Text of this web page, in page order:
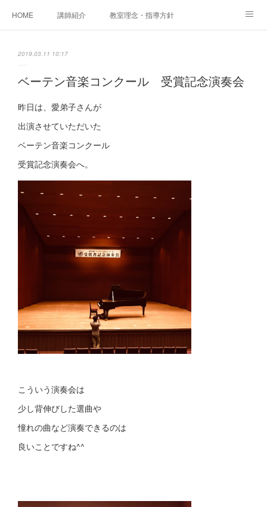
HOME 講師紹介 教室理念・指導方針
ご相談・体験レッスンお申し込み
アクセス
2019.03.11 10:17
ベーテン音楽コンクール 受賞記念演奏会
昨日は、愛弟子さんが
出演させていただいた
ベーテン音楽コンクール
受賞記念演奏会へ。
こういう演奏会は
少し背伸びした選曲や
憧れの曲など演奏できるのは
良いことですね^^